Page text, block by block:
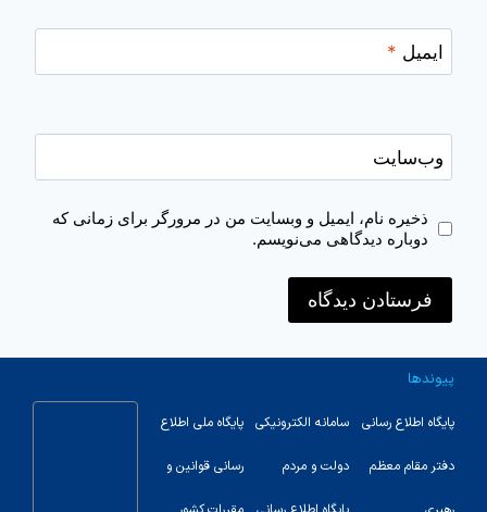
ایمیل *
وب‌سایت
ذخیره نام، ایمیل و وبسایت من در مرورگر برای زمانی که
دوباره دیدگاهی می‌نویسم.
پیوندها
پایگاه اطلاع رسانی
دفتر مقام معظم
سامانه الکترونیکی
دولت و مردم
پایگاه ملی اطلاع
رسانی قوانین و